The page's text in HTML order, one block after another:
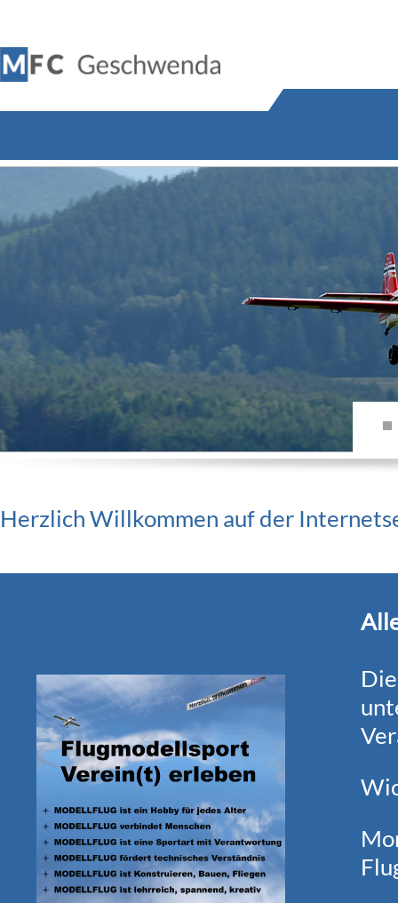
Herzlich Willkommen auf der